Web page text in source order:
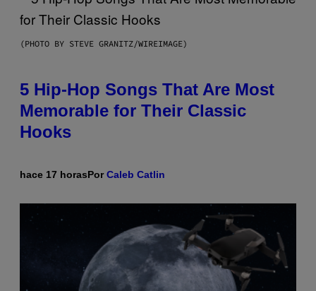
(PHOTO BY STEVE GRANITZ/WIREIMAGE)
5 Hip-Hop Songs That Are Most
Memorable for Their Classic
Hooks
hace 17 horasPorCaleb Catlin